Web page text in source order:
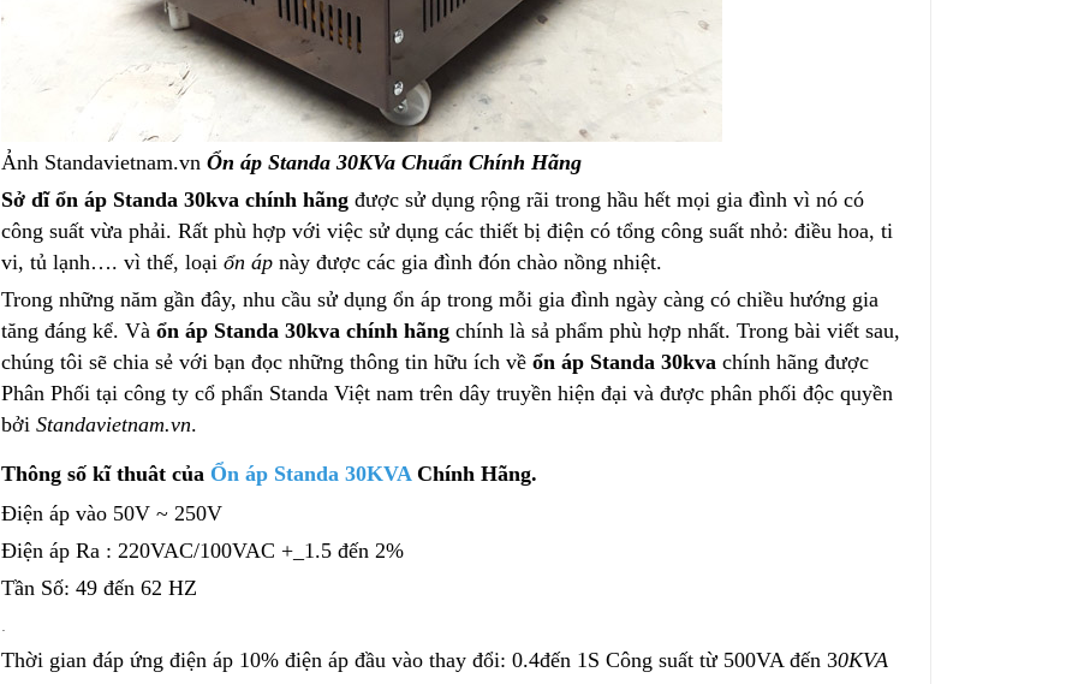
Ảnh Standavietnam.vn Ổn áp Standa 30KVa Chuẩn Chính Hãng
Sở dĩ ổn áp Standa 30kva chính hãng được sử dụng rộng rãi trong hầu hết mọi gia đình vì nó có
công suất vừa phải. Rất phù hợp với việc sử dụng các thiết bị điện có tổng công suất nhỏ: điều hoa, ti
vi, tủ lạnh…. vì thế, loại ổn áp này được các gia đình đón chào nồng nhiệt.
Trong những năm gần đây, nhu cầu sử dụng ổn áp trong mỗi gia đình ngày càng có chiều hướng gia
tăng đáng kể. Và ổn áp Standa 30kva chính hãng chính là sả phẩm phù hợp nhất. Trong bài viết sau,
chúng tôi sẽ chia sẻ với bạn đọc những thông tin hữu ích về ổn áp Standa 30kva chính hãng được
Phân Phối tại công ty cổ phẩn Standa Việt nam trên dây truyền hiện đại và được phân phối độc quyền
bởi Standavietnam.vn.
Thông số kĩ thuât của Ổn áp Standa 30KVAChính Hãng.
Điện áp vào 50V ~ 250V
Điện áp Ra : 220VAC/100VAC +_1.5 đến 2%
Tần Số: 49 đến 62 HZ
Thời gian đáp ứng điện áp 10% điện áp đầu vào thay đổi: 0.4đến 1S Công suất từ 500VA đến 30KVA